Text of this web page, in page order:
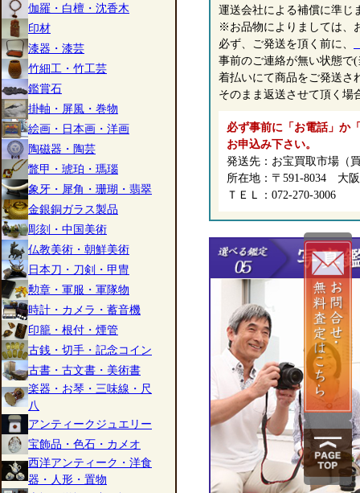
伽羅・白檀・沈香木
印材
漆器・漆芸
竹細工・竹工芸
鑑賞石
掛軸・屏風・巻物
絵画・日本画・洋画
陶磁器・陶芸
鼈甲・琥珀・瑪瑙
象牙・犀角・珊瑚・翡翠
金銀銅ガラス製品
彫刻・中国美術
仏教美術・朝鮮美術
日本刀・刀剣・甲冑
勲章・軍服・軍隊物
時計・カメラ・蓄音機
印籠・根付・煙管
古銭・切手・記念コイン
古書・古文書・美術書
楽器・お琴・三味線・尺
八
アンティークジュエリー
宝飾品・色石・カメオ
西洋アンティーク・洋食
器・人形・置物
運送会社による補償に準じ
※お品物によりましては、
必ず、ご発送を頂く前に、
事前のご連絡が無い状態で
着払いにて商品をご発送さ
そのまま返送させて頂く場
必ず事前に「お電話」か
お申込み下さい。
発送先：お宝買取市場（
所在地：〒591-8034 大
ＴＥＬ：072-270-3006